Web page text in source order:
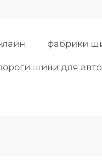
фабрики
шини для